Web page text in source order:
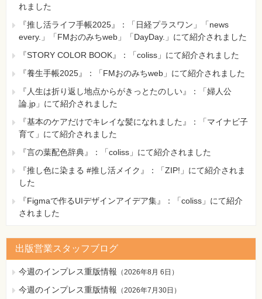
れました
『推し活ライフ手帳2025』：「日経プラスワン」「news
every.」「FMおのみちweb」「DayDay.」にて紹介されました
『STORY COLOR BOOK』：「coliss」にて紹介されました
『養生手帳2025』：「FMおのみちweb」にて紹介されました
『人生は折り返し地点からがきっとたのしい』：「婦人公
論.jp」にて紹介されました
『基本のケアだけでキレイな髪になれました』：「マイナビ子
育て」にて紹介されました
『言の葉配色辞典』：「coliss」にて紹介されました
『推し色に染まる #推し活メイク』：「ZIP!」にて紹介されま
した
『Figmaで作るUIデザインアイデア集』：「coliss」にて紹介
されました
出版営業スタッフブログ
今週のインプレス重版情報 （2026年8月 6日 ）
今週のインプレス重版情報 （2026年7月30日 ）